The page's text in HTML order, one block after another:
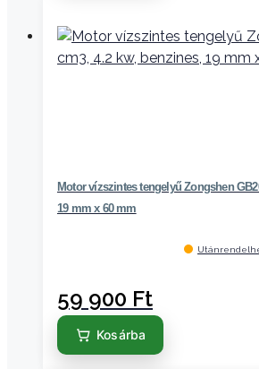
Motor vízszintes tengelyű Zongshen
19 mm x 60 mm
59 900 Ft
Kosárba